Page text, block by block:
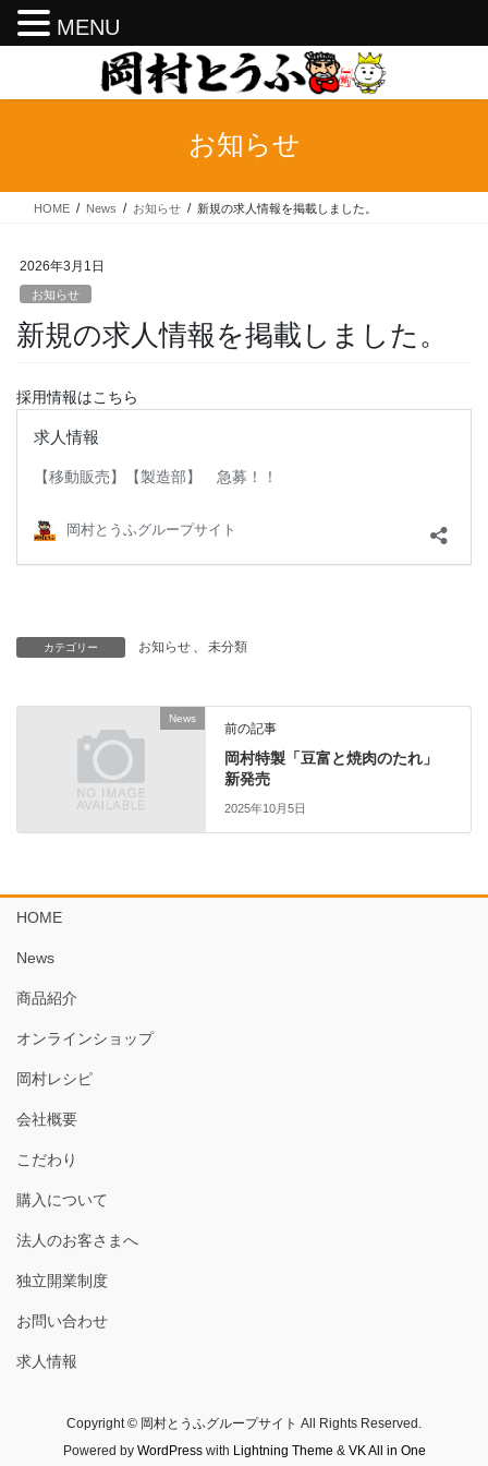
テ
ス
ゲ
ン
お知らせ
HOME News お知らせ 新規の求人情報を掲載しました。
2026年3月1日
お知らせ
新規の求人情報を掲載しました。
採用情報はこちら
カテゴリー お知らせ 、 未分類
News
前の記事
岡村特製「豆富と焼肉のたれ」
新発売
2025年10月5日
HOME
News
商品紹介
オンラインショップ
岡村レシピ
会社概要
こだわり
購入について
法人のお客さまへ
独立開業制度
お問い合わせ
求人情報
Copyright © 岡村とうふグループサイト All Rights Reserved.
Powered by WordPresswith Lightning Theme & VK All in One
MENU